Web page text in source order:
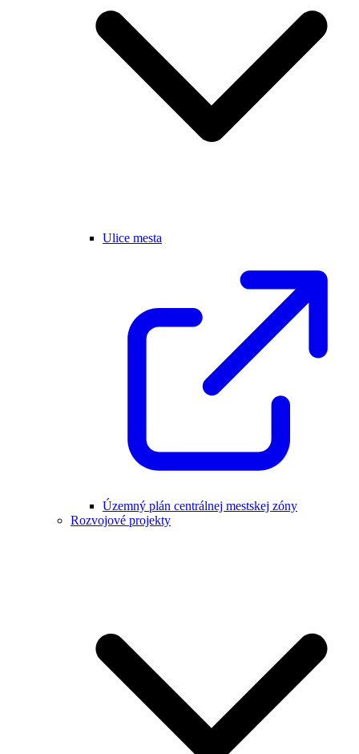
Ulice mesta
Územný plán centrálnej mestskej zóny
Rozvojové projekty